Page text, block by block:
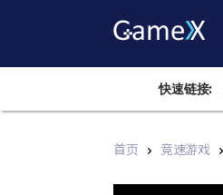
快速链接:
首页 竞速游戏